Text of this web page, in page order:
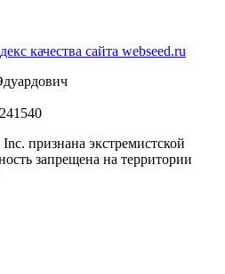
признана экстремистской
запрещена на территории